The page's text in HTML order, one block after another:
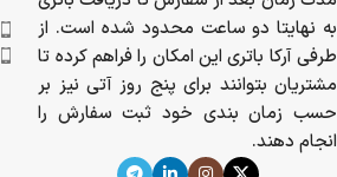
به نهایتا دو ساعت محدود شده است. از
طرفی آرکا باتری این امکان را فراهم کرده تا
مشتریان بتوانند برای پنج روز آتی نیز بر
حسب زمان بندی خود ثبت سفارش را
انجام دهند.